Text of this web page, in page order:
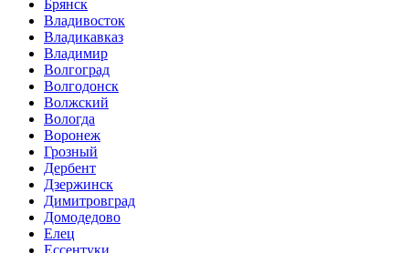
Брянск
Владивосток
Владикавказ
Владимир
Волгоград
Волгодонск
Волжский
Вологда
Воронеж
Грозный
Дербент
Дзержинск
Димитровград
Домодедово
Елец
Ессентуки